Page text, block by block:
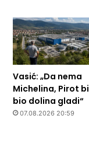
Vasić: „Da nema
Michelina, Pirot bi
bio dolina gladi“
07.08.2026 20:59